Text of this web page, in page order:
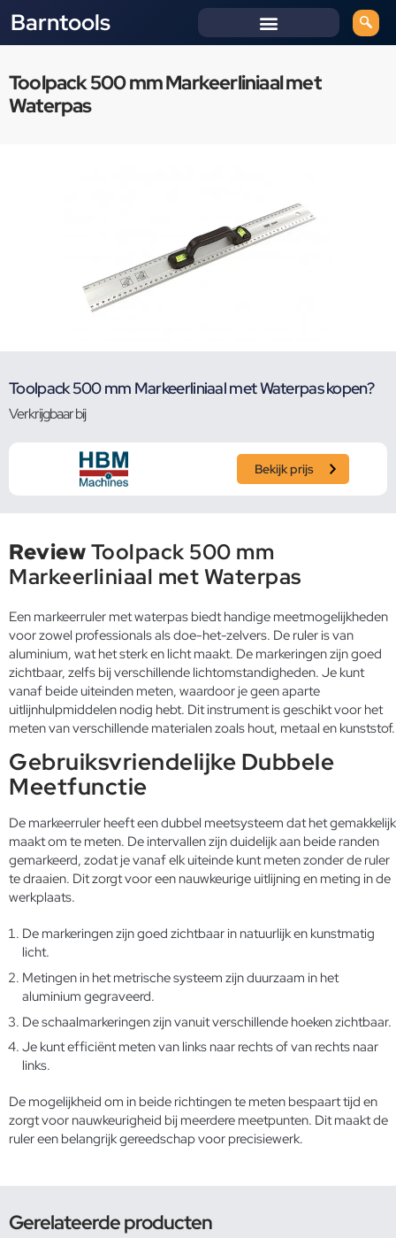
Barntools
Toolpack 500 mm Markeerliniaal met
Waterpas
Toolpack 500 mm Markeerliniaal met Waterpas kopen?
Verkrijgbaar bij
Bekijk prijs
ReviewToolpack 500 mm
Markeerliniaal met Waterpas
Een markeerruler met waterpas biedt handige meetmogelijkheden
voor zowel professionals als doe-het-zelvers. De ruler is van
aluminium, wat het sterk en licht maakt. De markeringen zijn goed
zichtbaar, zelfs bij verschillende lichtomstandigheden. Je kunt
vanaf beide uiteinden meten, waardoor je geen aparte
uitlijnhulpmiddelen nodig hebt. Dit instrument is geschikt voor het
meten van verschillende materialen zoals hout, metaal en kunststof.
Gebruiksvriendelijke Dubbele
Meetfunctie
De markeerruler heeft een dubbel meetsysteem dat het gemakkelijk
maakt om te meten. De intervallen zijn duidelijk aan beide randen
gemarkeerd, zodat je vanaf elk uiteinde kunt meten zonder de ruler
te draaien. Dit zorgt voor een nauwkeurige uitlijning en meting in de
werkplaats.
De markeringen zijn goed zichtbaar in natuurlijk en kunstmatig
licht.
Metingen in het metrische systeem zijn duurzaam in het
aluminium gegraveerd.
De schaalmarkeringen zijn vanuit verschillende hoeken zichtbaar.
Je kunt efficiënt meten van links naar rechts of van rechts naar
links.
De mogelijkheid om in beide richtingen te meten bespaart tijd en
zorgt voor nauwkeurigheid bij meerdere meetpunten. Dit maakt de
ruler een belangrijk gereedschap voor precisiewerk.
Gerelateerde producten